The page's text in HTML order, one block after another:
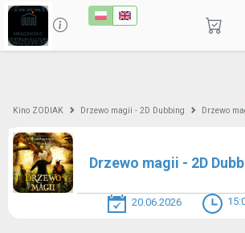
Kino ZODIAK Drzewo magii - 2D Dubbing Drzewo
Drzewo magii - 2D
20.06.2026